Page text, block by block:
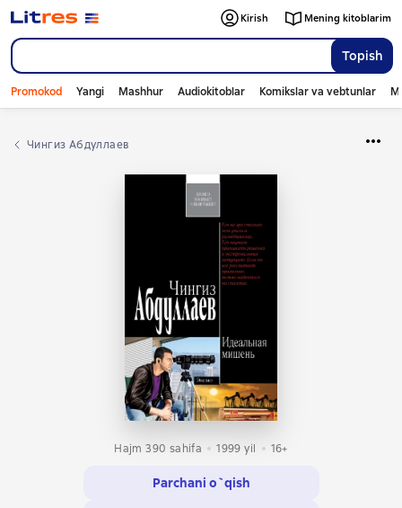
Topish
Kirish Mening kitoblarim
Promokod Yangi Mashhur Audiokitoblar Komikslar va vebtunlar
Чингиз Абдуллаев
Hajm 390 sahifa 1999 yil 16+
Parchani o`qish